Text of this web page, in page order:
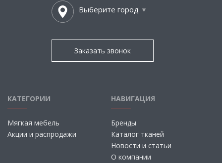
Выберите город
Заказать звонок
КАТЕГОРИИ
Мягкая мебель
Акции и распродажи
НАВИГАЦИЯ
Бренды
Каталог тканей
Новости и статьи
О компании